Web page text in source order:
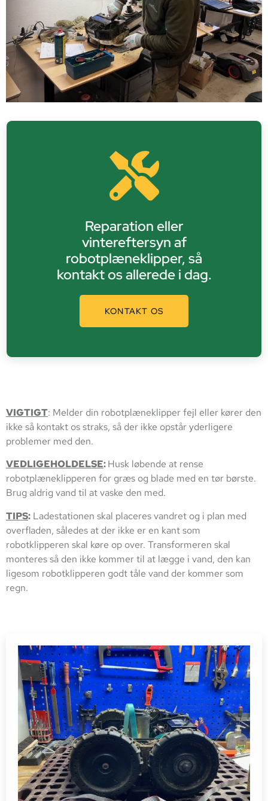
Reparation eller
vintereftersyn af
robotplæneklipper, så
kontakt os allerede i dag.
KONTAKT OS
VIGTIGT: Melder din robotplæneklipper fejl eller kører den
ikke så kontakt os straks, så der ikke opstår yderligere
problemer med den.
VEDLIGEHOLDELSE:Husk løbende at rense
robotplæneklipperen for græs og blade med en tør børste.
Brug aldrig vand til at vaske den med.
TIPS: Ladestationen skal placeres vandret og i plan med
overfladen, således at der ikke er en kant som
robotklipperen skal køre op over. Transformeren skal
monteres så den ikke kommer til at lægge i vand, den kan
ligesom robotklipperen godt tåle vand der kommer som
regn.